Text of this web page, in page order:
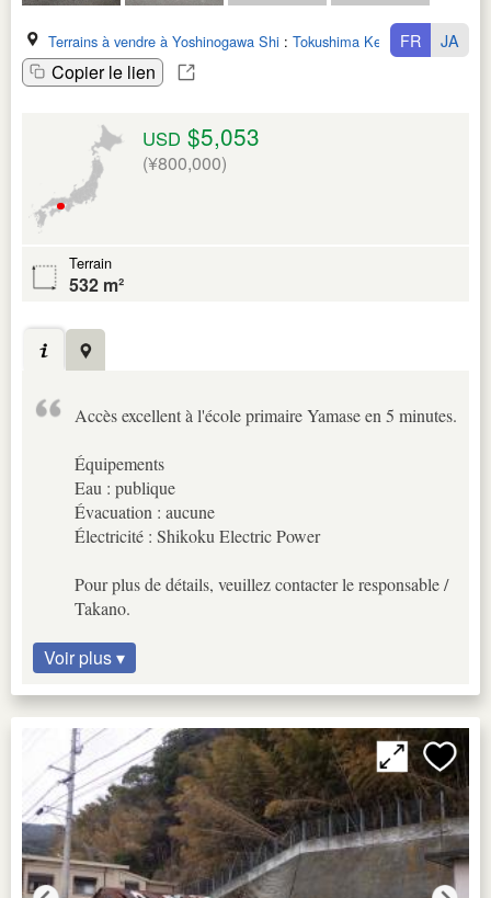
Terrains à vendre à Yoshinogawa Shi : Tokushima Ken
Copier le lien
FR JA
USD $5,053
(¥800,000)
Terrain
532 m²
Accès excellent à l'école primaire Yamase en 5 minutes.
Équipements
Eau : publique
Évacuation : aucune
Électricité : Shikoku Electric Power
Pour plus de détails, veuillez contacter le responsable /
Takano.
Voir plus ▾